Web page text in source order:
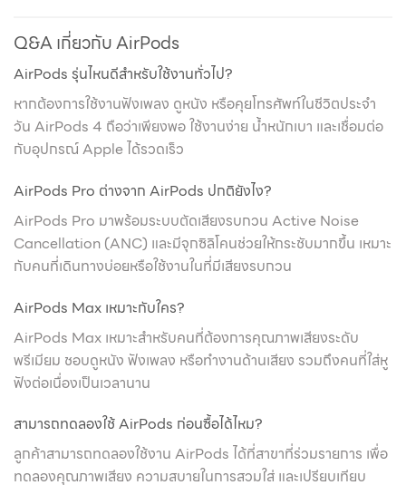
Q&A เกี่ยวกับ AirPods
AirPods รุ่นไหนดีสำหรับใช้งานทั่วไป?
หากต้องการใช้งานฟังเพลง ดูหนัง หรือคุยโทรศัพท์ในชีวิตประจำ
วัน AirPods 4 ถือว่าเพียงพอ ใช้งานง่าย น้ำหนักเบา และเชื่อมต่อ
กับอุปกรณ์ Apple ได้รวดเร็ว
AirPods Pro ต่างจาก AirPods ปกติยังไง?
AirPods Pro มาพร้อมระบบตัดเสียงรบกวน Active Noise
Cancellation (ANC) และมีจุกซิลิโคนช่วยให้กระชับมากขึ้น เหมาะ
กับคนที่เดินทางบ่อยหรือใช้งานในที่มีเสียงรบกวน
AirPods Max เหมาะกับใคร?
AirPods Max เหมาะสำหรับคนที่ต้องการคุณภาพเสียงระดับ
พรีเมียม ชอบดูหนัง ฟังเพลง หรือทำงานด้านเสียง รวมถึงคนที่ใส่หู
ฟังต่อเนื่องเป็นเวลานาน
สามารถทดลองใช้ AirPods ก่อนซื้อได้ไหม?
ลูกค้าสามารถทดลองใช้งาน AirPods ได้ที่สาขาที่ร่วมรายการ เพื่อ
ทดลองคุณภาพเสียง ความสบายในการสวมใส่ และเปรียบเทียบ